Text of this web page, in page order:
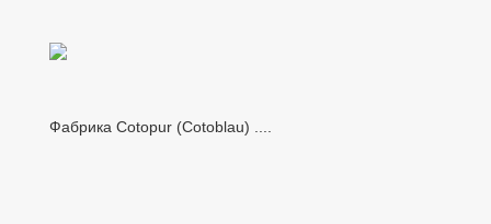
Фабрика Cotopur (Cotoblau) ....